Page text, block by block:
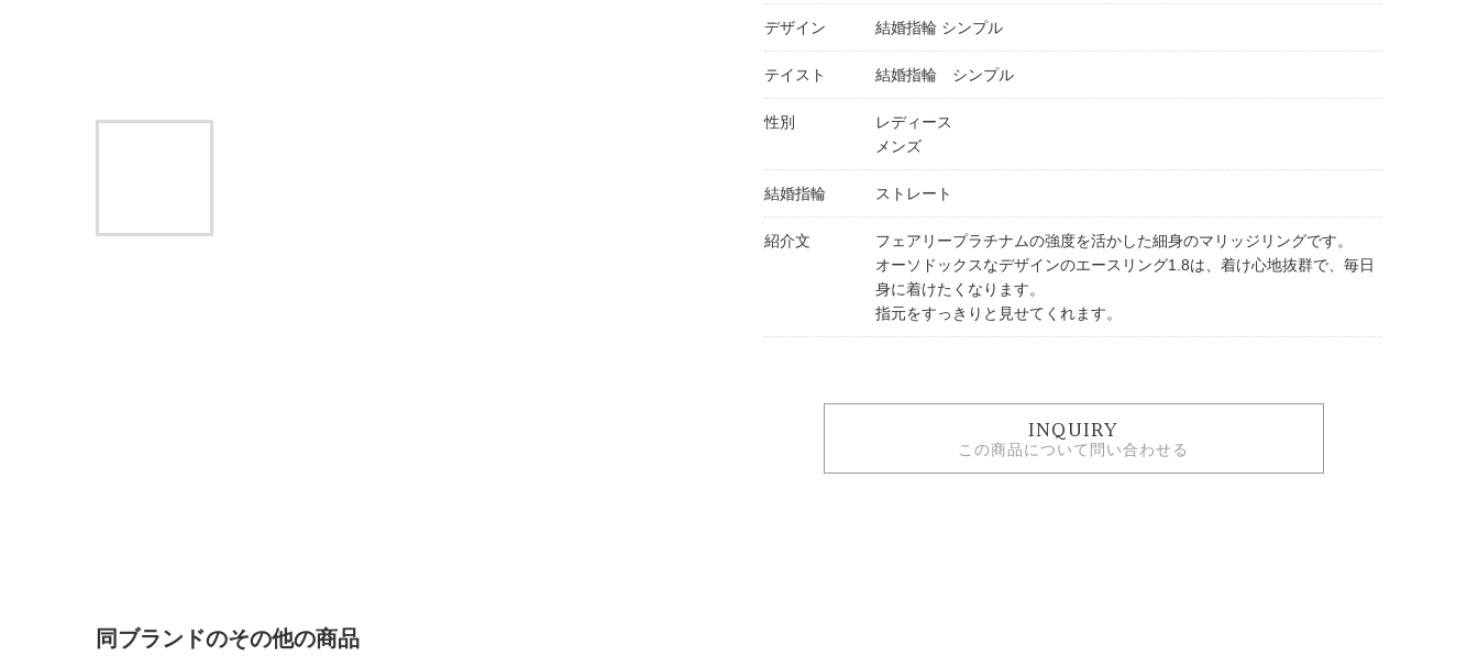
デザイン 結婚指輪 シンプル
テイスト 結婚指輪 シンプル
性別
レディース
メンズ
結婚指輪 ストレート
紹介文
フェアリープラチナムの強度を活かした細身のマリッジリングです。
オーソドックスなデザインのエースリング1.8は、着け心地抜群で、毎日
身に着けたくなります。
指元をすっきりと見せてくれます。
INQUIRY
この商品について問い合わせる
同ブランドのその他の商品